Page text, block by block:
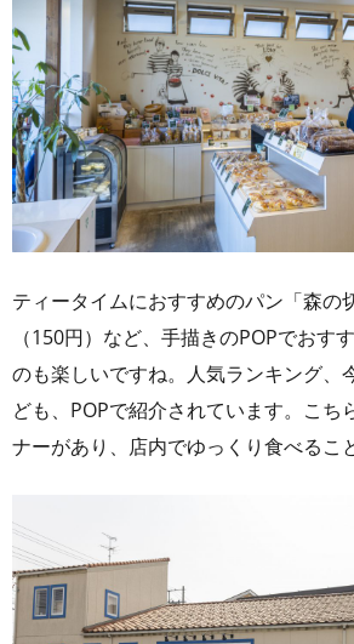
ティータイムにおすすめのパン「森の
（150円）など、手描きのPOPでおす
のも楽しいですね。人気ランキング、
ども、POPで紹介されています。こち
ナーがあり、店内でゆっくり食べるこ